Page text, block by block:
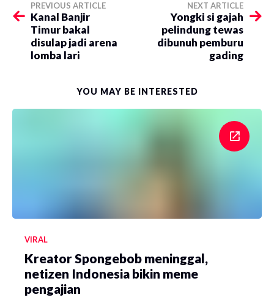
PREVIOUS ARTICLE
Kanal Banjir
Timur bakal
disulap jadi arena
lomba lari
NEXT ARTICLE
​Yongki si gajah
pelindung tewas
dibunuh pemburu
gading
YOU MAY BE INTERESTED
VIRAL
Kreator Spongebob meninggal,
netizen Indonesia bikin meme
pengajian